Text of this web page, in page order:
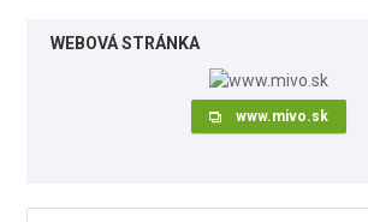
WEBOVÁ STRÁNKA
www.mivo.sk